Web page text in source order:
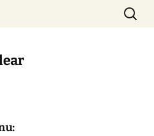
Sök
efter:
: